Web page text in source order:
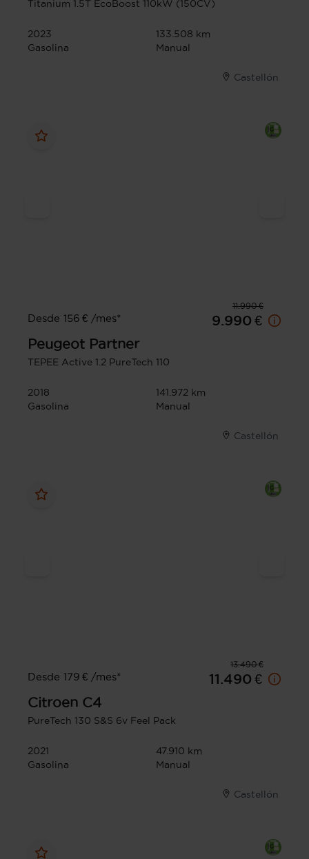
Titanium 1.5T EcoBoost 110kW (150CV)
2023
133.508 km
Gasolina
Manual
Castellón
11.990 €
Desde 156 € /mes*
9.990 €
Peugeot Partner
TEPEE Active 1.2 PureTech 110
2018
141.972 km
Gasolina
Manual
Castellón
13.490 €
Desde 179 € /mes*
11.490 €
Citroen C4
PureTech 130 S&S 6v Feel Pack
2021
47.910 km
Gasolina
Manual
Castellón